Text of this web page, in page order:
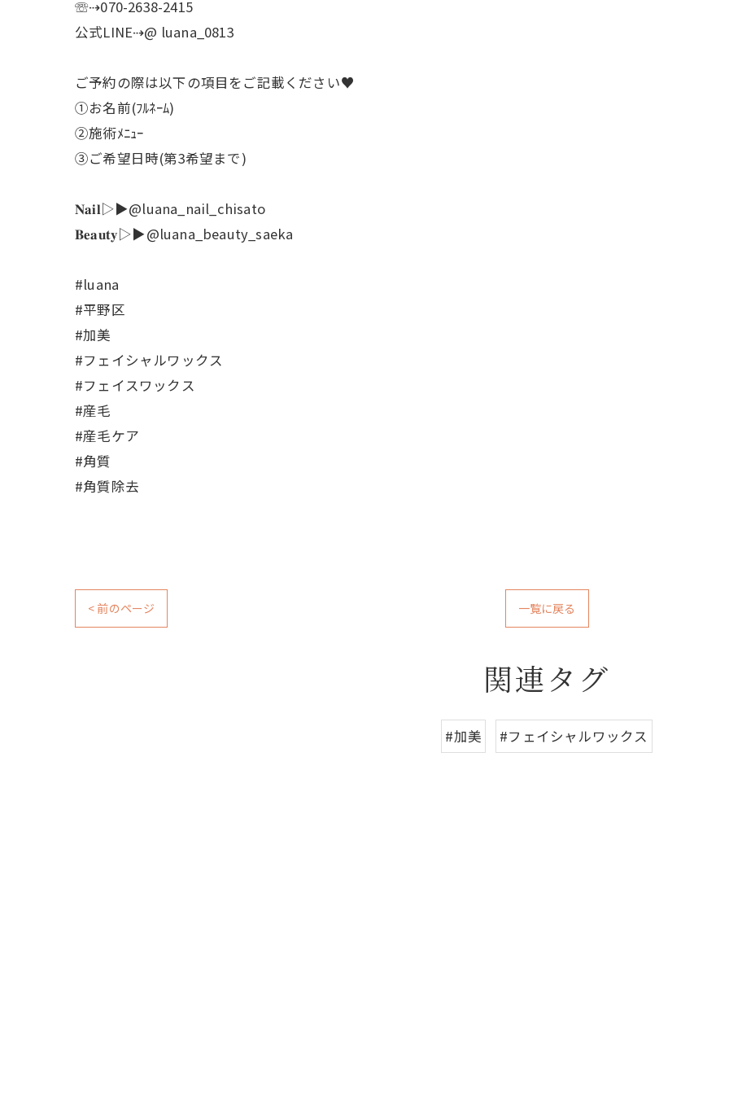
☏⇢070-2638-2415
公式LINE⇢@ luana_0813
ご予約の際は以下の項目をご記載ください♥
①お名前(ﾌﾙﾈｰﾑ)
②施術ﾒﾆｭｰ
③ご希望日時(第3希望まで)
𝐍𝐚𝐢𝐥▷▶@luana_nail_chisato
𝐁𝐞𝐚𝐮𝐭𝐲▷▶@luana_beauty_saeka
#luana
#平野区
#加美
#フェイシャルワックス
#フェイスワックス
#産毛
#産毛ケア
#角質
#角質除去
< 前のページ 一覧に戻る
関連タグ
#加美 #フェイシャルワックス